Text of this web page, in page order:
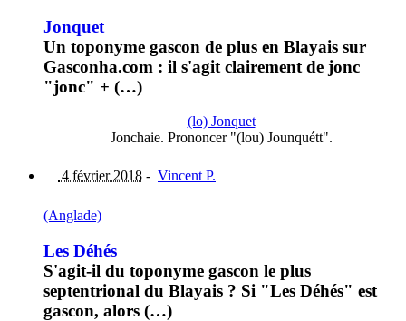
Jonquet
Un toponyme gascon de plus en Blayais sur
Gasconha.com : il s'agit clairement de jonc
"jonc" + (…)
(lo) Jonquet
Jonchaie. Prononcer "(lou) Jounquétt".
4 février 2018 - Vincent P.
(Anglade)
Les Déhés
S'agit-il du toponyme gascon le plus
septentrional du Blayais ? Si "Les Déhés" est
gascon, alors (…)